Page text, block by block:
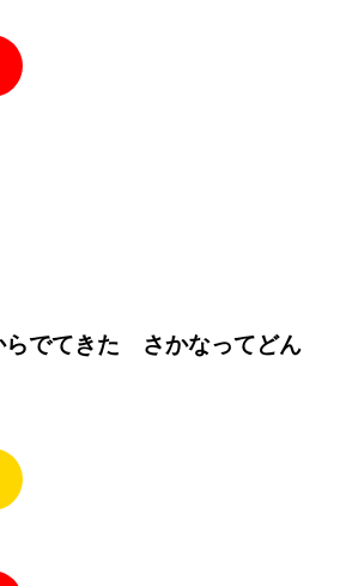
らでてきた さかなってどん